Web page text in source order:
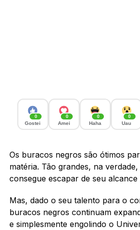
0
Gostei
0
Amei
0
Haha
0
Uau
Os buracos negros são ótimos
matéria. Tão grandes, na
consegue escapar de seu
Mas, dado o seu talento para o
buracos negros continuam
e simplesmente engolindo o